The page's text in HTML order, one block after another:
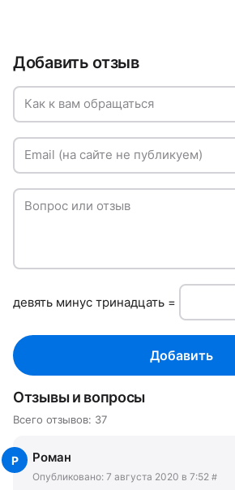
Добавить отзыв
Как к вам обращаться
Email (на сайте не публикуем)
Вопрос или отзыв
дeвять минуc тринадцать =
Добавить
Отзывы и вопросы
Всего отзывов: 37
Роман
Опубликовано: 7 августа 2020 в 7:52 #